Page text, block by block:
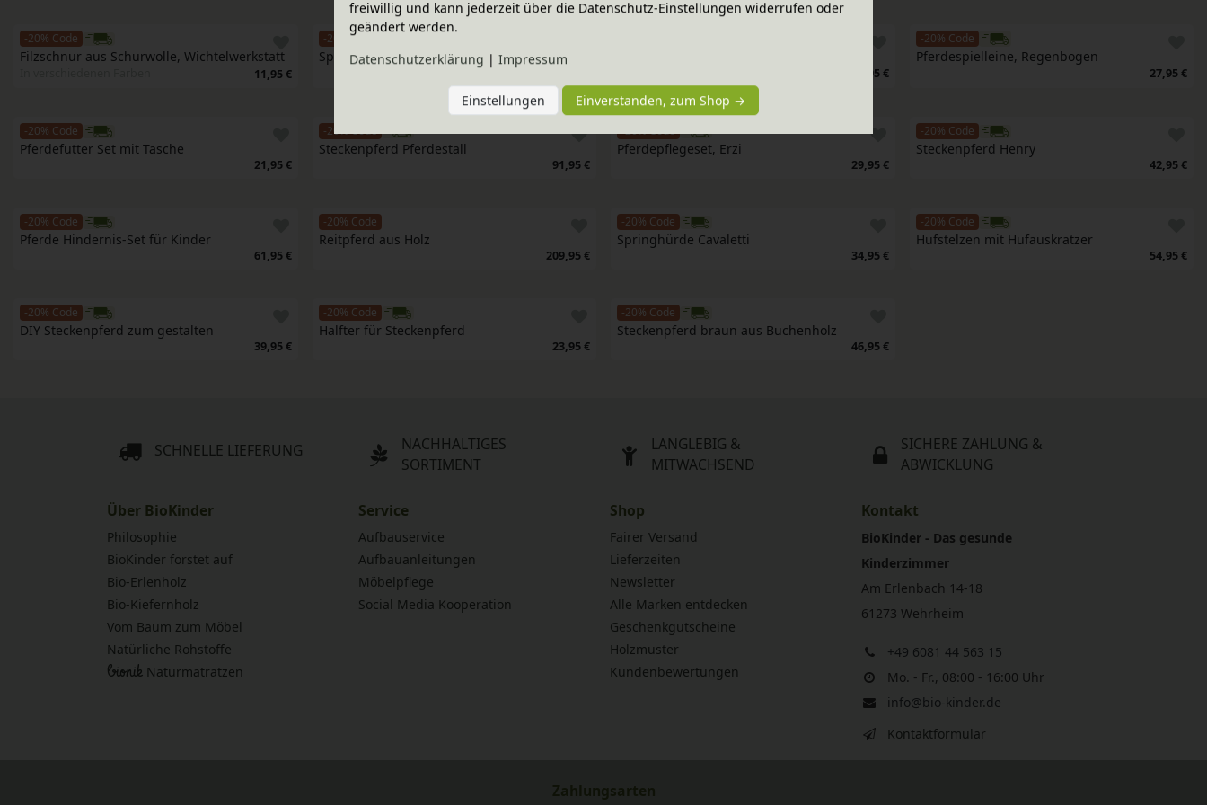
-20% Code
Filzschnur aus Schurwolle, Wichtelwerkstatt
11,95 €
-20% Code
Spielzeug Pferdepflege-Set mit Tasche
43,95 €
-20% Code
Pferdespielleine, Regenbogen
27,95 €
-20% Code
Pferdefutter Set mit Tasche
21,95 €
-20% Code
Steckenpferd Pferdestall
91,95 €
-20% Code
Pferdepflegeset, Erzi
29,95 €
-20% Code
Steckenpferd Henry
42,95 €
-20% Code
Pferde Hindernis-Set für Kinder
61,95 €
-20% Code
Reitpferd aus Holz
209,95 €
-20% Code
Springhürde Cavaletti
34,95 €
-20% Code
Hufstelzen mit Hufauskratzer
54,95 €
-20% Code
DIY Steckenpferd zum gestalten
39,95 €
-20% Code
Halfter für Steckenpferd
23,95 €
-20% Code
Steckenpferd braun aus Buchenholz
46,95 €
SCHNELLE LIEFERUNG
NACHHALTIGES
SORTIMENT
LANGLEBIG &
MITWACHSEND
SICHERE ZAHLUNG &
ABWICKLUNG
Über BioKinder
Philosophie
BioKinder forstet auf
Bio-Erlenholz
Bio-Kiefernholz
Vom Baum zum Möbel
Natürliche Rohstoffe
bionik Naturmatratzen
Service
Aufbauservice
Aufbauanleitungen
Möbelpflege
Social Media Kooperation
Shop
Fairer Versand
Lieferzeiten
Newsletter
Alle Marken entdecken
Geschenkgutscheine
Holzmuster
Kundenbewertungen
Kontakt
BioKinder - Das gesunde
Kinderzimmer
Am Erlenbach 14-18
61273 Wehrheim
+49 6081 44 563 15
Mo. - Fr., 08:00 - 16:00 Uhr
info@bio-kinder.de
Kontaktformular
Zahlungsarten
freiwillig und kann jederzeit über die Datenschutz-Einstellungen widerrufen oder
geändert werden.
Daten­schutz­erklärung | Impressum
Einstellungen Einverstanden, zum Shop →